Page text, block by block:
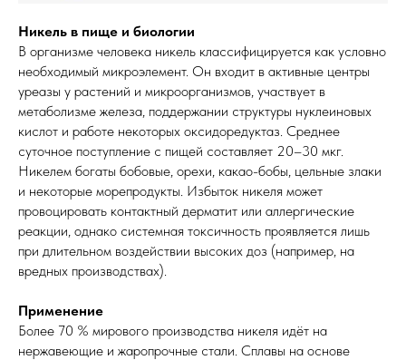
Никель в пище и биологии
В организме человека никель классифицируется как условно
необходимый микроэлемент. Он входит в активные центры
уреазы у растений и микроорганизмов, участвует в
метаболизме железа, поддержании структуры нуклеиновых
кислот и работе некоторых оксидоредуктаз. Среднее
суточное поступление с пищей составляет 20–30 мкг.
Никелем богаты бобовые, орехи, какао-бобы, цельные злаки
и некоторые морепродукты. Избыток никеля может
провоцировать контактный дерматит или аллергические
реакции, однако системная токсичность проявляется лишь
при длительном воздействии высоких доз (например, на
вредных производствах).
Применение
Более 70 % мирового производства никеля идёт на
нержавеющие и жаропрочные стали. Сплавы на основе